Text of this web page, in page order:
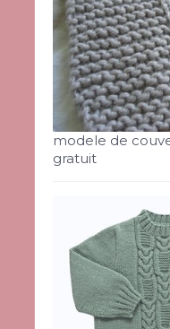
modele de
gratuit